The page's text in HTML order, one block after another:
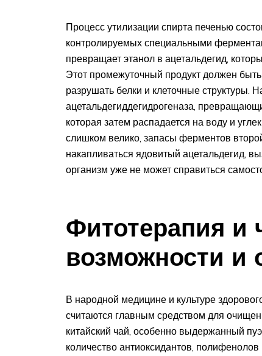
Процесс утилизации спирта печенью
контролируемых специальными
превращает этанол в ацетальдегид,
Этот промежуточный продукт должен
разрушать белки и клеточные структуры.
ацетальдегиддегидрогеназа,
которая затем распадается на воду и
слишком велико, запасы ферментов
накапливаться ядовитый ацетальдегид,
организм уже не может справиться
Фитотерапия и
возможности и
В народной медицине и культуре
считаются главным средством для
китайский чай, особенно выдержанный
количество антиоксидантов,